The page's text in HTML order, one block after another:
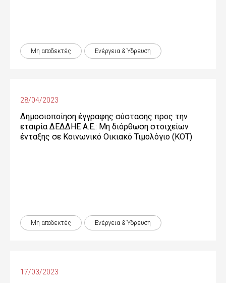
Μη αποδεκτές Ενέργεια & Ύδρευση
28/04/2023
Δημοσιοποίηση έγγραφης σύστασης προς την
εταιρία ΔΕΔΔΗΕ Α.Ε.: Μη διόρθωση στοιχείων
ένταξης σε Κοινωνικό Οικιακό Τιμολόγιο (ΚΟΤ)
Μη αποδεκτές Ενέργεια & Ύδρευση
17/03/2023